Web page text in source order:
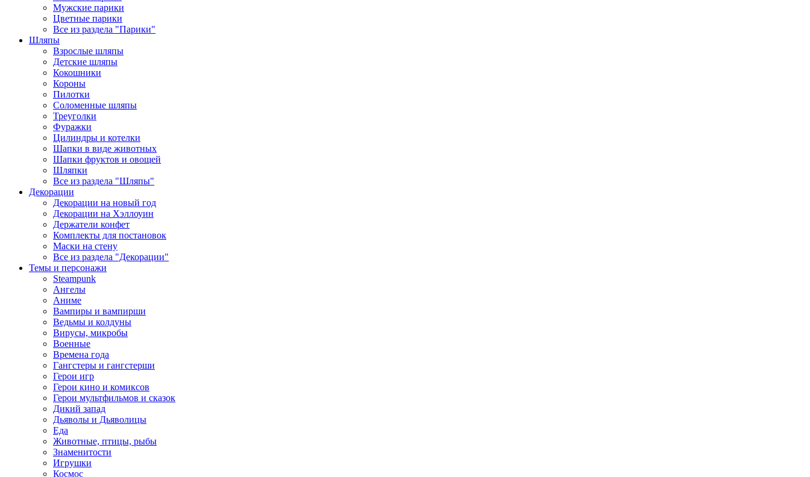
Мужские парики
Цветные парики
Все из раздела "Парики"
Шляпы
Взрослые шляпы
Детские шляпы
Кокошники
Короны
Пилотки
Соломенные шляпы
Треуголки
Фуражки
Цилиндры и котелки
Шапки в виде животных
Шапки фруктов и овощей
Шляпки
Все из раздела "Шляпы"
Декорации
Декорации на новый год
Декорации на Хэллоуин
Держатели конфет
Комплекты для постановок
Маски на стену
Все из раздела "Декорации"
Темы и персонажи
Steampunk
Ангелы
Аниме
Вампиры и вампирши
Ведьмы и колдуны
Вирусы, микробы
Военные
Времена года
Гангстеры и гангстерши
Герои игр
Герои кино и комиксов
Герои мультфильмов и сказок
Дикий запад
Дьяволы и Дьяволицы
Еда
Животные, птицы, рыбы
Знаменитости
Игрушки
Космос